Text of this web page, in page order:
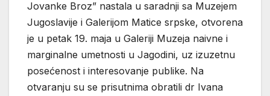
Jovanke Broz” nastala u saradnji sa Muzejem
Jugoslavije i Galerijom Matice srpske, otvorena
je u petak 19. maja u Galeriji Muzeja naivne i
marginalne umetnosti u Jagodini, uz izuzetnu
posećenost i interesovanje publike. Na
otvaranju su se prisutnima obratili dr Ivana